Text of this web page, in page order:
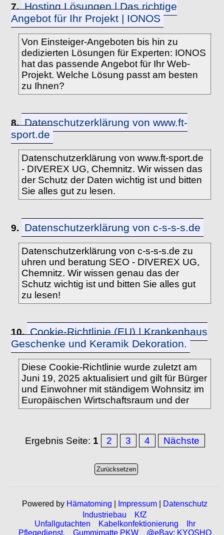
7. Hosting Lösungen | Das richtige
Angebot für Ihr Projekt | IONOS
Von Einsteiger-Angeboten bis hin zu
dedizierten Lösungen für Experten: IONOS
hat das passende Angebot für Ihr Web-
Projekt. Welche Lösung passt am besten
zu Ihnen?
8. Datenschutzerklärung von www.ft-
sport.de
Datenschutzerklärung von www.ft-sport.de
- DIVEREX UG, Chemnitz. Wir wissen das
der Schutz der Daten wichtig ist und bitten
Sie alles gut zu lesen.
9. Datenschutzerklärung von c-s-s-s.de
Datenschutzerklärung von c-s-s-s.de zu
uhren und beratung SEO - DIVEREX UG,
Chemnitz. Wir wissen genau das der
Schutz wichtig ist und bitten Sie alles gut
zu lesen!
10. Cookie-Richtlinie (EU) | Krankenhaus
Geschenke und Keramik Dekoration.
Diese Cookie-Richtlinie wurde zuletzt am
Juni 19, 2025 aktualisiert und gilt für Bürger
und Einwohner mit ständigem Wohnsitz im
Europäischen Wirtschaftsraum und der
Ergebnis Seite: 1 2 3 4 Nächste
Powered by Hämatoming Impressum
Datenschutz
Industriebau
KfZ
Unfallgutachten
Kabelkonfektionierung
Ihr
Pflegedienst.
Gummimatte PKW @eBay: KYOSHO